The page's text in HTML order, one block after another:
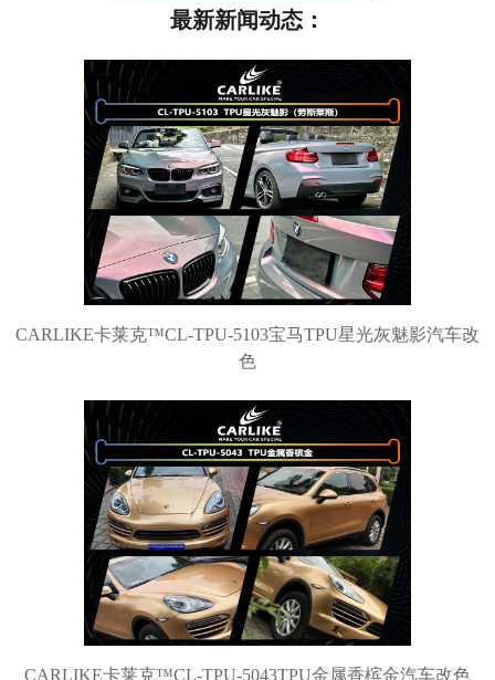
最新新闻动态：
CARLIKE卡莱克™CL-TPU-5103宝马TPU星光灰魅影汽车改
色
CARLIKE卡莱克™CL-TPU-5043TPU金属香槟金汽车改色